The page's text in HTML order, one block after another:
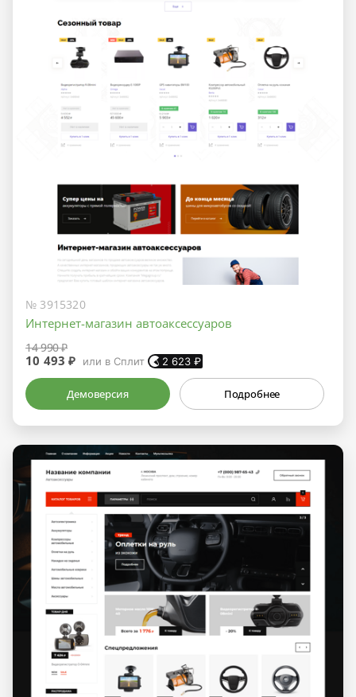
№ 3915320
Интернет-магазин автоаксессуаров
14 990 ₽
10 493 ₽ или в Сплит 2 623₽
Демоверсия Подробнее